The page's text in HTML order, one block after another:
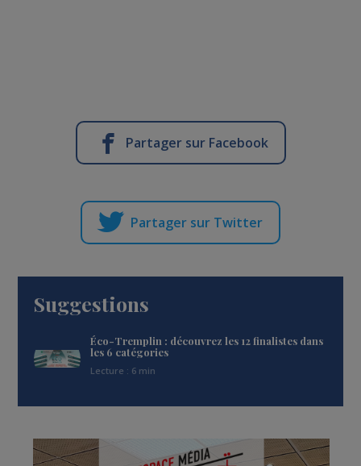
Partager sur Facebook
Partager sur Twitter
Suggestions
Éco-Tremplin : découvrez les 12 finalistes dans
les 6 catégories
Lecture : 6 min